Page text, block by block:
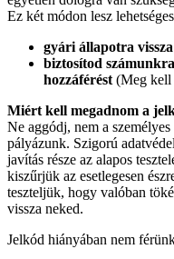
Ez két módon lesz
gyári állapotra
biztosítod
hozzáférést (Meg kell
Miért kell megadnom a
Ne aggódj, nem a
pályázunk. Szigorú
javítás része az alapos
kiszűrjük az esetlegesen
teszteljük, hogy valóban
vissza neked.
Jelkód hiányában nem